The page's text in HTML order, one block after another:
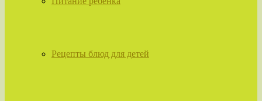
Рецепты блюд для детей